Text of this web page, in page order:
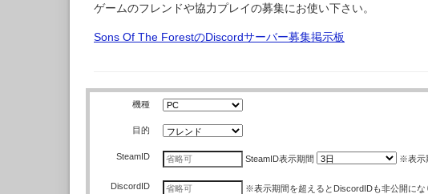
ゲームのフレンドや協力プレイの募集にお使い下さい。
Sons Of The ForestのDiscordサーバー募集掲示板
機種
目的
SteamID SteamID表示期間 ※表示
DiscordID ※表示期間を超えるとDiscordIDも非公開にな